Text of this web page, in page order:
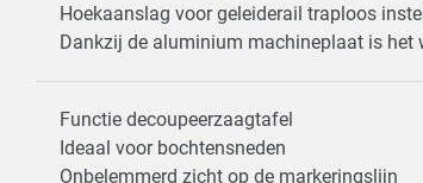
Hoekaanslag voor geleiderail traploos
Dankzij de aluminium machineplaat is het
Functie decoupeerzaagtafel
Ideaal voor bochtensneden
Onbelemmerd zicht op de markeringslijn